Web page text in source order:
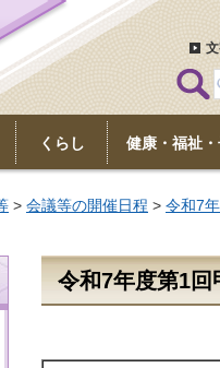
くらし 健康・福祉
> 会議等の開催日程 > 令和7
令和7年度第1